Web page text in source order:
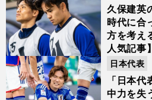
久保建英
時代に合
方を考え
人気記事】
「日本
中力を失
日本代表